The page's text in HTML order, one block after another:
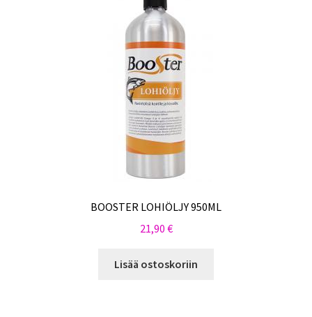
BOOSTER LOHIÖLJY 950ML
21,90 €
Lisää ostoskoriin